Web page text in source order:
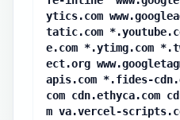
ytics.com
tatic.com
e.com *.ytimg.com
ect.org
apis.com *.fides-
com cdn.ethyca.com
m va.vercel-